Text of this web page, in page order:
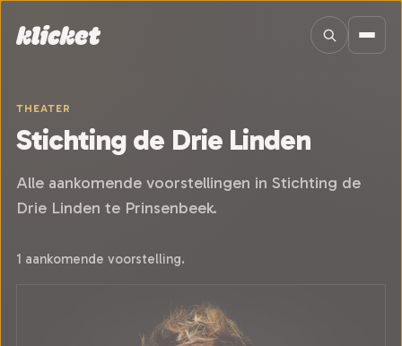
THEATER
Stichting de Drie Linden
Alle aankomende voorstellingen in Stichting de
Drie Linden te Prinsenbeek.
1 aankomende voorstelling.